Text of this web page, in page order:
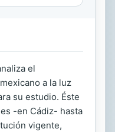
el
a la luz
su estudio. Éste
-en Cádiz- hasta
vigente,